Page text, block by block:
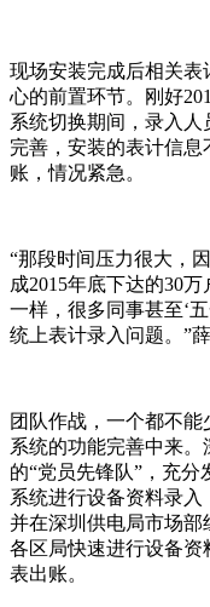
现场安装完成后相关表
心的前置环节。刚好
系统切换期间，录入
完善，安装的表计信
账，情况紧急。
“那段时间压力很大，
成2015年底下达的30
一样，很多同事甚至‘
统上表计录入问题。”薛
团队作战，一个都不能
系统的功能完善中来
的“党员先锋队”，充
系统进行设备资料录入
并在深圳供电局市场
各区局快速进行设备
表出账。